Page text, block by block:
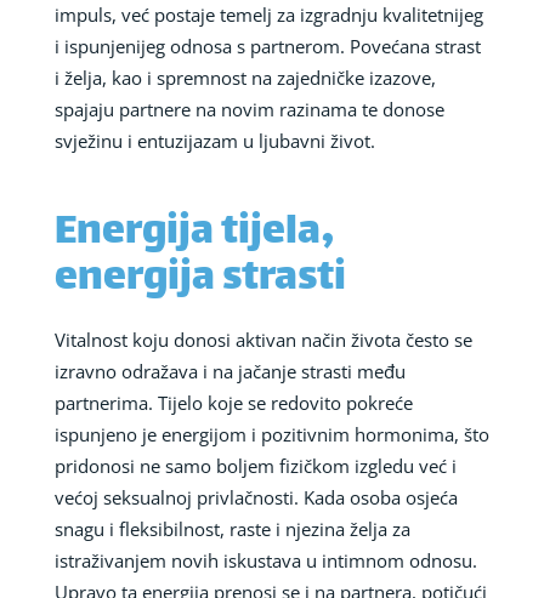
impuls, već postaje temelj za izgradnju kvalitetnijeg
i ispunjenijeg odnosa s partnerom. Povećana strast
i želja, kao i spremnost na zajedničke izazove,
spajaju partnere na novim razinama te donose
svježinu i entuzijazam u ljubavni život.
Energija tijela,
energija strasti
Vitalnost koju donosi aktivan način života često se
izravno odražava i na jačanje strasti među
partnerima. Tijelo koje se redovito pokreće
ispunjeno je energijom i pozitivnim hormonima, što
pridonosi ne samo boljem fizičkom izgledu već i
većoj seksualnoj privlačnosti. Kada osoba osjeća
snagu i fleksibilnost, raste i njezina želja za
istraživanjem novih iskustava u intimnom odnosu.
Upravo ta energija prenosi se i na partnera, potičući